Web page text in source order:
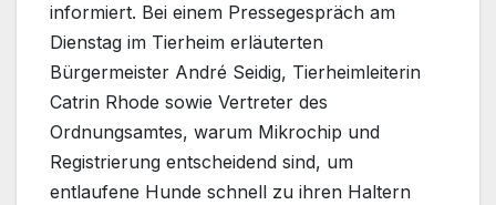
informiert. Bei einem Pressegespräch am
Dienstag im Tierheim erläuterten
Bürgermeister André Seidig, Tierheimleiterin
Catrin Rhode sowie Vertreter des
Ordnungsamtes, warum Mikrochip und
Registrierung entscheidend sind, um
entlaufene Hunde schnell zu ihren Haltern